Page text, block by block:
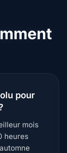
pour
mois
heures